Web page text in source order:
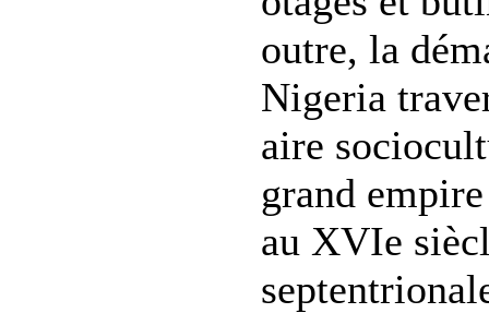
outre, la
Nigeria
aire
grand
au XVIe